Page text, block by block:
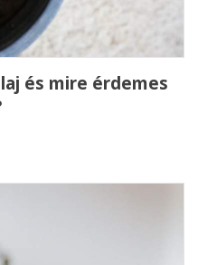
és mire érdemes